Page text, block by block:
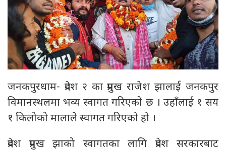
जनकपुरधाम- प्रदेश २ का प्रमुख राजेश झालाई जनकपुर
विमानस्थलमा भव्य स्वागत गरिएको छ । उहाँलाई १ सय
१ किलोको मालाले स्वागत गरिएको हो ।
प्रदेश प्रमुख झाको स्वागतका लागि प्रदेश सरकारबाट